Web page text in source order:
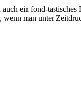
ein fond-tastisches
man unter